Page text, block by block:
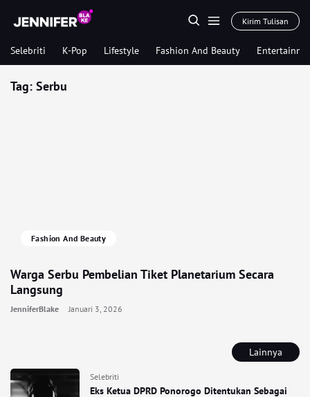
Kirim Tulisan
Selebriti K-Pop Lifestyle Fashion And Beauty
Lainnya
Selebriti
Eks Ketua DPRD Ponorogo Ditentukan Sebagai
Tag: Serbu
Fashion And Beauty
Warga Serbu Pembelian Tiket Planetarium Secara
Langsung
JenniferBlake Januari 3, 2026